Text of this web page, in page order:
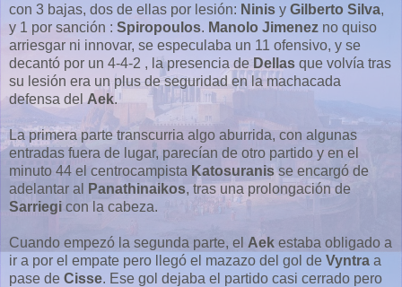
con 3 bajas, dos de ellas por lesión: Ninis y Gilberto Silva,
y 1 por sanción : Spiropoulos. Manolo Jimenez no quiso
arriesgar ni innovar, se especulaba un 11 ofensivo, y se
decantó por un 4-4-2 , la presencia de Dellas que volvía tras
su lesión era un plus de seguridad en la machacada
defensa del Aek.
La primera parte transcurria algo aburrida, con algunas
entradas fuera de lugar, parecían de otro partido y en el
minuto 44 el centrocampista Katosuranisse encargó de
adelantar al
Panathinaikos, tras una prolongación de
Sarriegi con la cabeza.
Cuando empezó la segunda parte, el Aek estaba obligado a
ir a por el empate pero llegó el mazazo del gol de Vyntra a
pase de Cisse. Ese gol dejaba el partido casi cerrado pero